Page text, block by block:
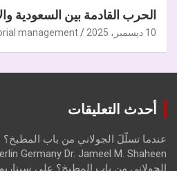
الحرب القادمة بين السعودية
10 ديسمبر، 2025 management
أحدث التعليقات
الجولاني من باب المطبخ؟ على